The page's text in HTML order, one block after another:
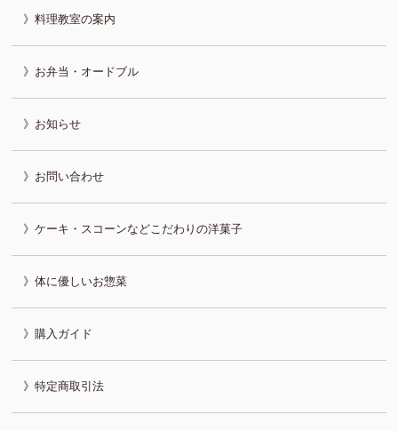
料理教室の案内
お弁当・オードブル
お知らせ
お問い合わせ
ケーキ・スコーンなどこだわりの洋菓子
体に優しいお惣菜
購入ガイド
特定商取引法